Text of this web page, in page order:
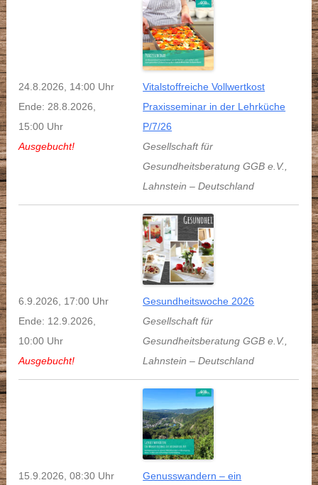
24.8.2026, 14:00 Uhr
Ende: 28.8.2026,
15:00 Uhr
Ausgebucht!
Vitalstoffreiche Vollwertkost
Praxisseminar in der Lehrküche
P/7/26
Gesellschaft für
Gesundheitsberatung GGB e.V.,
Lahnstein –Deutschland
6.9.2026, 17:00 Uhr
Ende: 12.9.2026,
10:00 Uhr
Ausgebucht!
Gesundheitswoche 2026
Gesellschaft für
Gesundheitsberatung GGB e.V.,
Lahnstein –Deutschland
15.9.2026, 08:30 Uhr
Genusswandern – ein